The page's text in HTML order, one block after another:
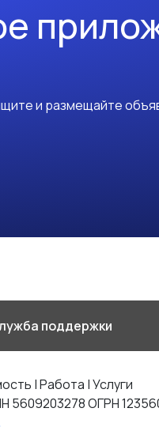
и размещайте
поддержки
| Работа | Услуги
ОГРН